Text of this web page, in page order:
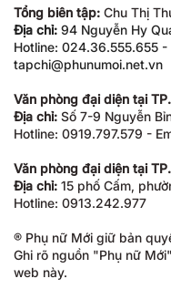
Tổng biên tập: Chu Thị
Địa chỉ: 94 Nguyễn Hy
Hotline: 024.36.555.655 -
tapchi@phunumoi.net.vn
Văn phòng đại diện tại
Địa chỉ: Số 7-9 Nguyễn
Hotline: 0919.797.579 -
Văn phòng đại diện tại
Địa chỉ: 15 phố Cấm,
Hotline: 0913.242.977
® Phụ nữ Mới giữ bản
Ghi rõ nguồn "Phụ nữ
web này.